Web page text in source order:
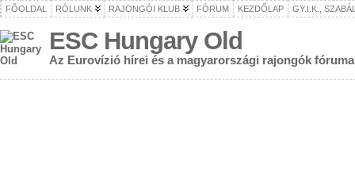
FŐOLDAL RÓLUNK RAJONGÓI KLUB FÓRUM KEZDŐLAP GY.I.K.,
ESC Hungary Old
Az Eurovízió hírei és a magyarországi rajongók fóruma